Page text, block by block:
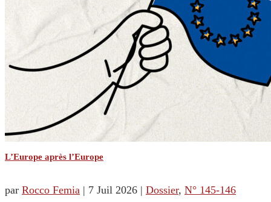
L’Europe après l’Europe
par Rocco Femia | 7 Juil 2026 | Dossier, N° 145-146